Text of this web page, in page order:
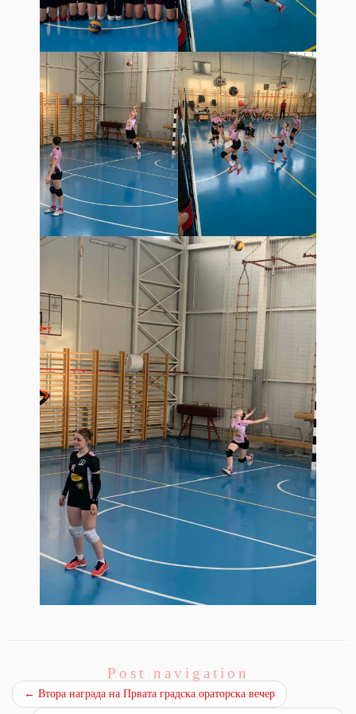
Post navigation
← Втора награда на Првата градска ораторска вечер